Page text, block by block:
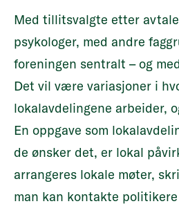
Med tillitsvalgte etter
psykologer, med andre
foreningen sentralt – og
Det vil være variasjoner i
lokalavdelingene arbeider,
En oppgave som
de ønsker det, er lokal
arrangeres lokale møter,
man kan kontakte